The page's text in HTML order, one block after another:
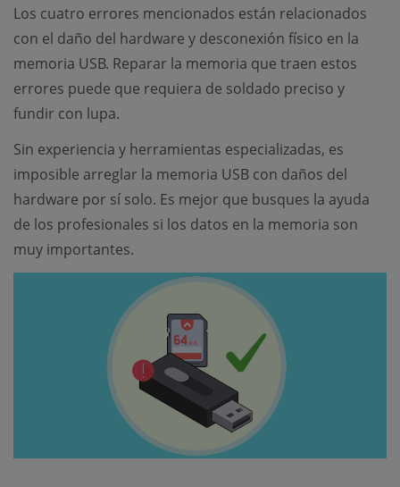
Los cuatro errores mencionados están relacionados
con el daño del hardware y desconexión físico en la
memoria USB. Reparar la memoria que traen estos
errores puede que requiera de soldado preciso y
fundir con lupa.
Sin experiencia y herramientas especializadas, es
imposible arreglar la memoria USB con daños del
hardware por sí solo. Es mejor que busques la ayuda
de los profesionales si los datos en la memoria son
muy importantes.